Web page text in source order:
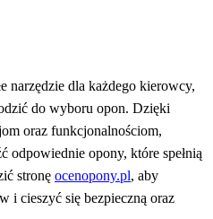
narzędzie dla każdego kierowcy,
do wyboru opon. Dzięki
oraz funkcjonalnościom,
odpowiednie opony, które spełnią
stronę ocenopony.pl, aby
i cieszyć się bezpieczną oraz